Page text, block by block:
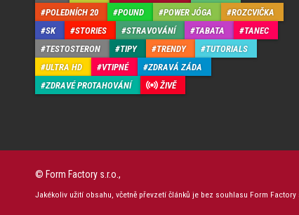
POLEDNÍCH 20
POUND POWER JÓGA
ROZCVIČKA
SK
STORIES STRAVOVÁNÍ TABATA
TANEC
TESTOSTERON
TIPY TRENDY
TUTORIALS
ULTRA HD
VTIPNÉ
ZDRAVÁ ZÁDA
ZDRAVÉ PROTAHOVÁNÍ
ŽIVĚ
© Form Factory s.r.o.,
Jakékoliv užití obsahu, včetně převzetí článků je bez souhlasu Form Factory